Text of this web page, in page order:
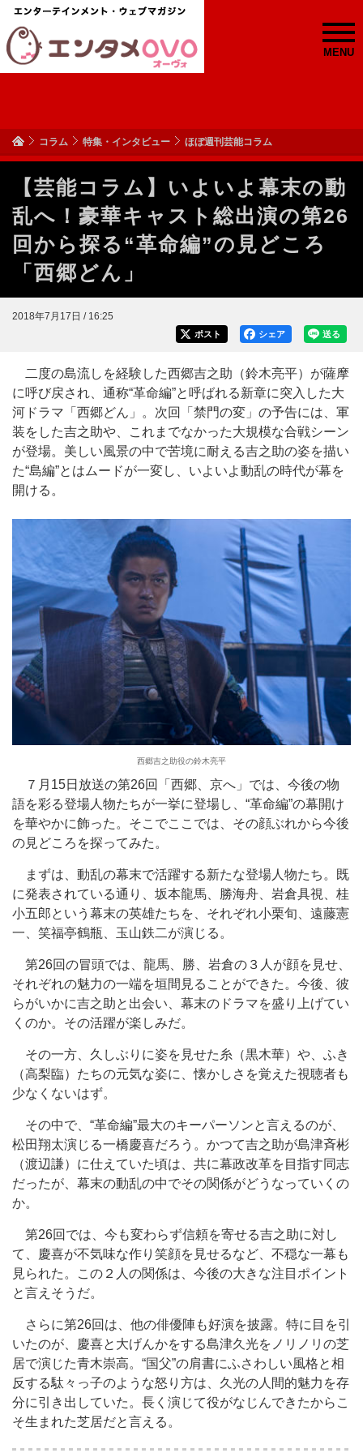
MENU
コラム 特集・インタビュー ほぼ週刊芸能コラム
【芸能コラム】いよいよ幕末の動
乱へ！豪華キャスト総出演の第26
回から探る“革命編”の見どころ
「西郷どん」
2018年7月17日 / 16:25
送る
シェア
ポスト
二度の島流しを経験した西郷吉之助（鈴木亮平）が薩摩
に呼び戻され、通称“革命編”と呼ばれる新章に突入した大
河ドラマ「西郷どん」。次回「禁門の変」の予告には、軍
装をした吉之助や、これまでなかった大規模な合戦シーン
が登場。美しい風景の中で苦境に耐える吉之助の姿を描い
た“島編”とはムードが一変し、いよいよ動乱の時代が幕を
開ける。
西郷吉之助役の鈴木亮平
７月15日放送の第26回「西郷、京へ」では、今後の物
語を彩る登場人物たちが一挙に登場し、“革命編”の幕開け
を華やかに飾った。そこでここでは、その顔ぶれから今後
の見どころを探ってみた。
まずは、動乱の幕末で活躍する新たな登場人物たち。既
に発表されている通り、坂本龍馬、勝海舟、岩倉具視、桂
小五郎という幕末の英雄たちを、それぞれ小栗旬、遠藤憲
一、笑福亭鶴瓶、玉山鉄二が演じる。
第26回の冒頭では、龍馬、勝、岩倉の３人が顔を見せ、
それぞれの魅力の一端を垣間見ることができた。今後、彼
らがいかに吉之助と出会い、幕末のドラマを盛り上げてい
くのか。その活躍が楽しみだ。
その一方、久しぶりに姿を見せた糸（黒木華）や、ふき
（高梨臨）たちの元気な姿に、懐かしさを覚えた視聴者も
少なくないはず。
その中で、“革命編”最大のキーパーソンと言えるのが、
松田翔太演じる一橋慶喜だろう。かつて吉之助が島津斉彬
（渡辺謙）に仕えていた頃は、共に幕政改革を目指す同志
だったが、幕末の動乱の中でその関係がどうなっていくの
か。
第26回では、今も変わらず信頼を寄せる吉之助に対し
て、慶喜が不気味な作り笑顔を見せるなど、不穏な一幕も
見られた。この２人の関係は、今後の大きな注目ポイント
と言えそうだ。
さらに第26回は、他の俳優陣も好演を披露。特に目を引
いたのが、慶喜と大げんかをする島津久光をノリノリの芝
居で演じた青木崇高。“国父”の肩書にふさわしい風格と相
反する駄々っ子のような怒り方は、久光の人間的魅力を存
分に引き出していた。長く演じて役がなじんできたからこ
そ生まれた芝居だと言える。